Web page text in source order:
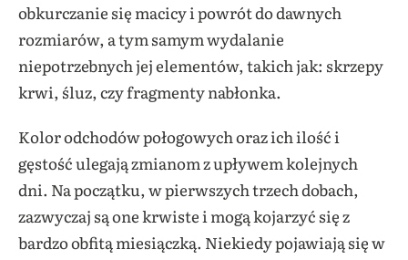
obkurczanie się macicy i powrót do dawnych
rozmiarów, a tym samym wydalanie
niepotrzebnych jej elementów, takich jak: skrzepy
krwi, śluz, czy fragmenty nabłonka.
Kolor odchodów połogowych oraz ich ilość i
gęstość ulegają zmianom z upływem kolejnych
dni. Na początku, w pierwszych trzech dobach,
zazwyczaj są one krwiste i mogą kojarzyć się z
bardzo obfitą miesiączką. Niekiedy pojawiają się w